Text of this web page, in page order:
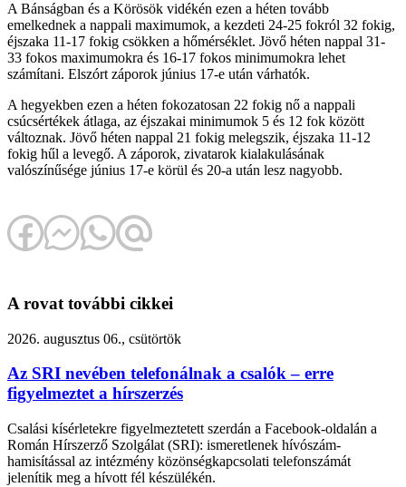
A Bánságban és a Körösök vidékén ezen a héten tovább
emelkednek a nappali maximumok, a kezdeti 24-25 fokról 32 fokig,
éjszaka 11-17 fokig csökken a hőmérséklet. Jövő héten nappal 31-
33 fokos maximumokra és 16-17 fokos minimumokra lehet
számítani. Elszórt záporok június 17-e után várhatók.
A hegyekben ezen a héten fokozatosan 22 fokig nő a nappali
csúcsértékek átlaga, az éjszakai minimumok 5 és 12 fok között
változnak. Jövő héten nappal 21 fokig melegszik, éjszaka 11-12
fokig hűl a levegő. A záporok, zivatarok kialakulásának
valószínűsége június 17-e körül és 20-a után lesz nagyobb.
A rovat további cikkei
2026. augusztus 06., csütörtök
Az SRI nevében telefonálnak a csalók – erre
figyelmeztet a hírszerzés
Csalási kísérletekre figyelmeztetett szerdán a Facebook-oldalán a
Román Hírszerző Szolgálat (SRI): ismeretlenek hívószám-
hamisítással az intézmény közönségkapcsolati telefonszámát
jelenítik meg a hívott fél készülékén.